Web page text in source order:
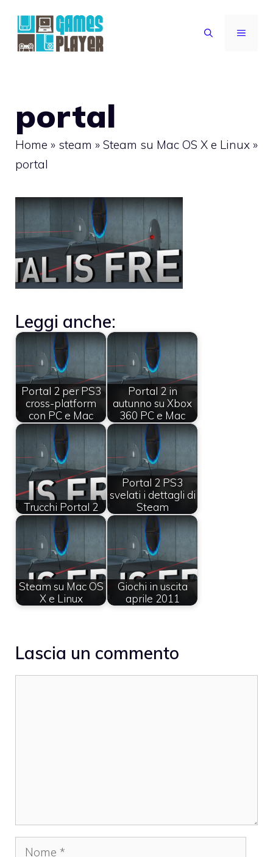
contenuto
MENU
portal
Home » steam » Steam su Mac OS X e Linux »
portal
Leggi anche:
Portal 2 per PS3
cross-platform
con PC e Mac
Portal 2 in
autunno su Xbox
360 PC e Mac
Trucchi Portal 2
Portal 2 PS3
svelati i dettagli di
Steam
Steam su Mac OS
X e Linux
Giochi in uscita
aprile 2011
Lascia un commento
Nome